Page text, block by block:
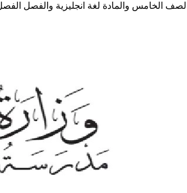
الخامس والمادة لغة انجليزية والفصل